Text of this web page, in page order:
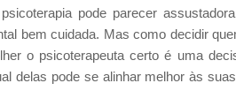
pode parecer
bem cuidada. Mas como decidir
o psicoterapeuta certo é uma
delas pode se alinhar melhor às